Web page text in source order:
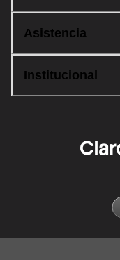
Asistencia
Institucional